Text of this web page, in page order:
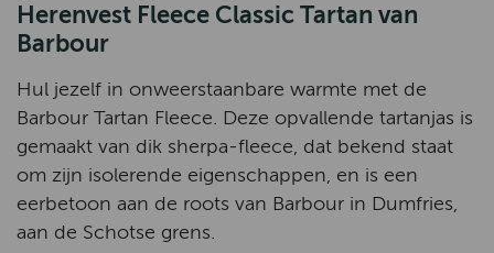
Herenvest Fleece Classic Tartan van
Barbour
Hul jezelf in onweerstaanbare warmte met de
Barbour Tartan Fleece. Deze opvallende tartanjas is
gemaakt van dik sherpa-fleece, dat bekend staat
om zijn isolerende eigenschappen, en is een
eerbetoon aan de roots van Barbour in Dumfries,
aan de Schotse grens.